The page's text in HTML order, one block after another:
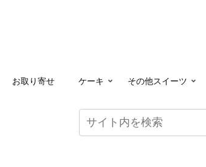
お取り寄せ ケーキ その他スイーツ